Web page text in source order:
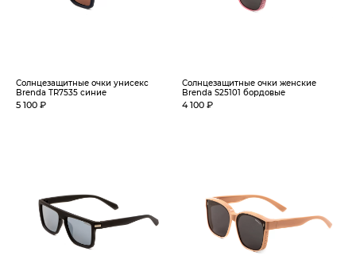
Солнцезащитные очки унисекс
Brenda TR7535 синие
5 100 ₽
Солнцезащитные очки женские
Brenda S25101 бордовые
4 100 ₽